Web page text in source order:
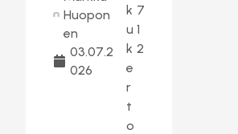
Huopon
en
03.07.2
026
k
u
k
e
r
t
o
7
1
2